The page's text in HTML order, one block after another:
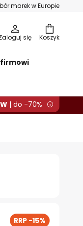
marek w Europie
Koszyk
się
| do -70%
RRP -15%